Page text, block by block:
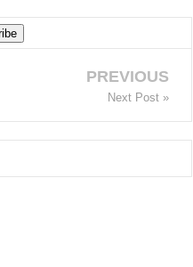
PREVIOUS
Next Post »